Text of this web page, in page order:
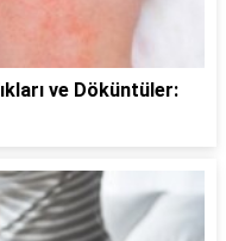
ve Döküntüler: